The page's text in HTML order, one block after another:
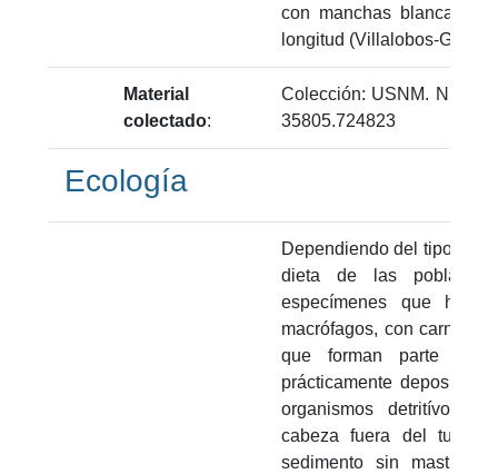
con manchas blancas o
longitud (Villalobos-
Material
colectado:
Colección: USNM.
35805.724823
Ecología
Dependiendo del tipo de
dieta de las
especímenes que
macrófagos, con
que forman parte de
prácticamente
organismos detritívoros
cabeza fuera del tubo,
sedimento sin